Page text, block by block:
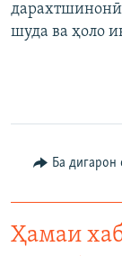
шуда ва ҳоло
Ба дигарон
Ҳамаи